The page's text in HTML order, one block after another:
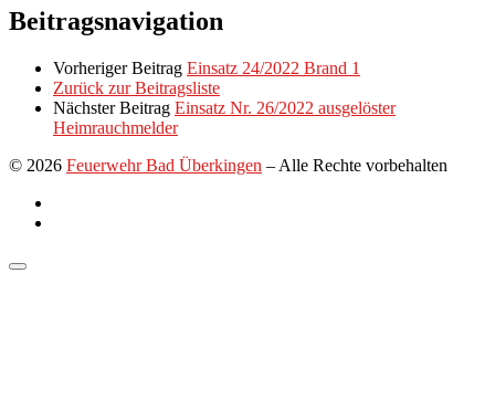
Beitragsnavigation
Vorheriger Beitrag Einsatz 24/2022 Brand 1
Zurück zur Beitragsliste
Nächster Beitrag Einsatz Nr. 26/2022 ausgelöster
Heimrauchmelder
© 2026 Feuerwehr Bad Überkingen – Alle Rechte vorbehalten